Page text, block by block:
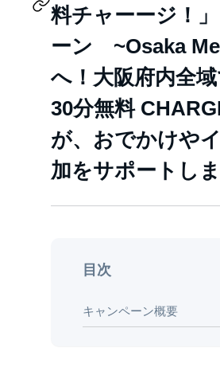
料チャーージ！
ーン ~Osaka
へ！大阪府内全
30分無料
が、おでかけや
加をサポートし
目次
キャンペーン概要